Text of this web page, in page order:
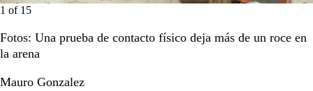
1 of 15
Fotos: Una prueba de contacto físico deja más de un roce en
la arena
Mauro Gonzalez